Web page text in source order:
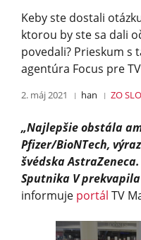
Keby ste dostali
ktorou by ste sa dali
povedali? Prieskum s
agentúra Focus pre
2. máj 2021 han ZO
„Najlepšie obstála
Pfizer/BioNTech,
švédska
Sputnika V
informuje portál TV